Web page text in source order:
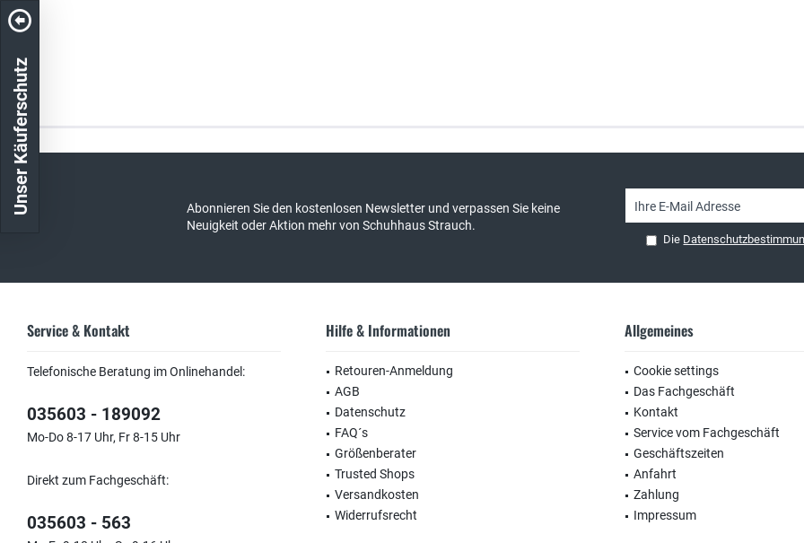
Abonnieren Sie den kostenlosen Newsletter und verpassen Sie keine
Neuigkeit oder Aktion mehr von Schuhhaus Strauch.
Die
Service & Kontakt
Telefonische Beratung im Onlinehandel:
035603 - 189092
Mo-Do 8-17 Uhr, Fr 8-15 Uhr
Direkt zum Fachgeschäft:
035603 - 563
Hilfe & Informationen
Retouren-Anmeldung
AGB
Datenschutz
FAQ´s
Größenberater
Trusted Shops
Versandkosten
Widerrufsrecht
Allgemeines
Cookie settings
Das Fachgeschäft
Kontakt
Service vom Fachgeschäft
Geschäftszeiten
Anfahrt
Zahlung
Impressum
Unser Käuferschutz